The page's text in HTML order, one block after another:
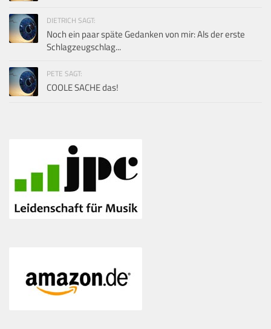
DIETRICH SAGT:
Noch ein paar späte Gedanken von mir: Als der erste
Schlagzeugschlag...
PETE SAGT:
COOLE SACHE das!